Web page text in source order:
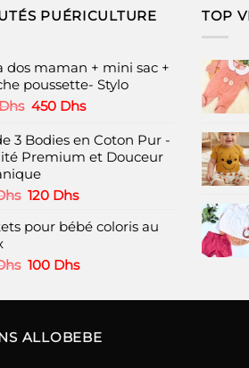
plusieurs
options
peuvent
être
sur
page
produit
PUÉRICULTURE
dos maman + mini sac +
poussette- Stylo
Le
initial
était :
600 Dhs.
450 DhsLe
actuel
est :
3 Bodies en Coton Pur -
Premium et Douceur
Le
initial
180 Dhs.
120 DhsLe
actuel
120 Dhs.
pour bébé coloris au
Le
initial
140 Dhs.
100 DhsLe
actuel
100 Dhs.
TOP
ALLOBEBE